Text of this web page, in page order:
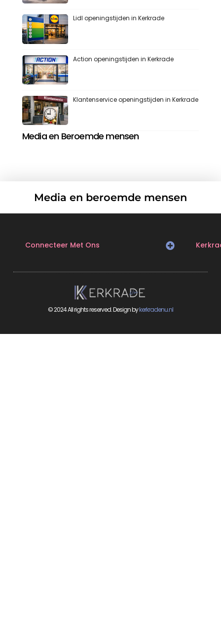
Lidl openingstijden in Kerkrade
Action openingstijden in Kerkrade
Klantenservice openingstijden in Kerkrade
Media en Beroemde mensen
Media en beroemde mensen
Connecteer Met Ons
© 2024 All rights reserved. Design bykerkradenu.nl